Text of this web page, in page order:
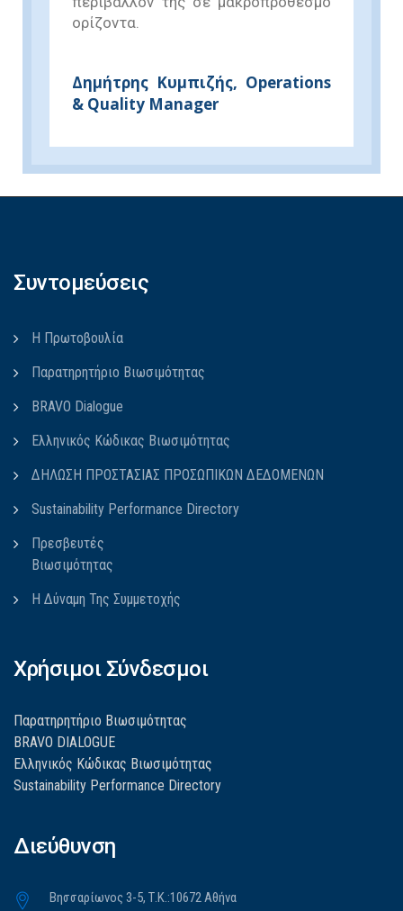
ορίζοντα.
Δημήτρης Κυμπιζής, Operations
& Quality Manager
Συντομεύσεις
Η Πρωτοβουλία
Παρατηρητήριο Βιωσιμότητας
BRAVO Dialogue
Ελληνικός Κώδικας Βιωσιμότητας
ΔΗΛΩΣΗ ΠΡΟΣΤΑΣΙΑΣ ΠΡΟΣΩΠΙΚΩΝ ΔΕΔΟΜΕΝΩΝ
Sustainability Performance Directory
Πρεσβευτές
Βιωσιμότητας
Η Δύναμη Της Συμμετοχής
Χρήσιμοι Σύνδεσμοι
Παρατηρητήριο Βιωσιμότητας
BRAVO DIALOGUE
Ελληνικός Κώδικας Βιωσιμότητας
Sustainability Performance Directory
Διεύθυνση
Βησσαρίωνος 3-5, Τ.Κ.:10672 Αθήνα